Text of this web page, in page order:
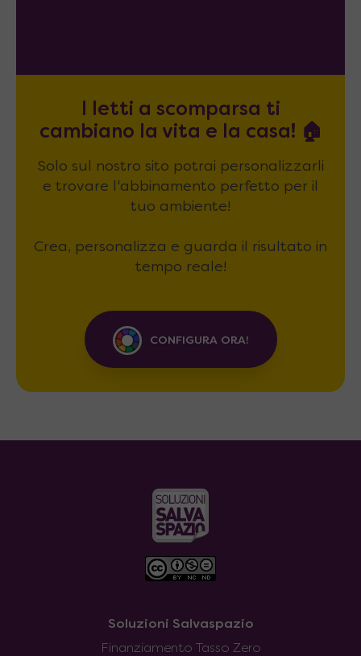
I letti a scomparsa ti
cambiano la vita e la casa! 🏠
Solo sul nostro sito potrai personalizzarli
e trovare l'abbinamento perfetto per il
tuo ambiente!
Crea, personalizza e guarda il risultato in
tempo reale!
CONFIGURA ORA!
Soluzioni Salvaspazio
Finanziamento Tasso Zero